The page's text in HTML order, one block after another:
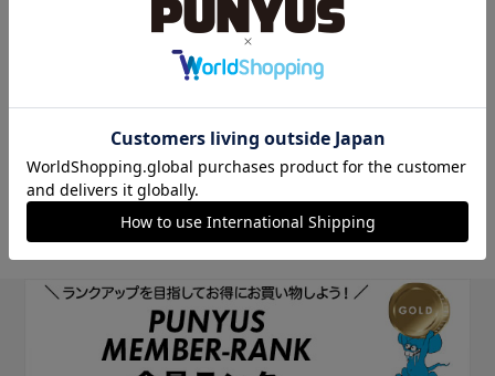
他のサイトIDで新規会員登録をしていただくと次回以降、そのIDで
ログインすることができます。